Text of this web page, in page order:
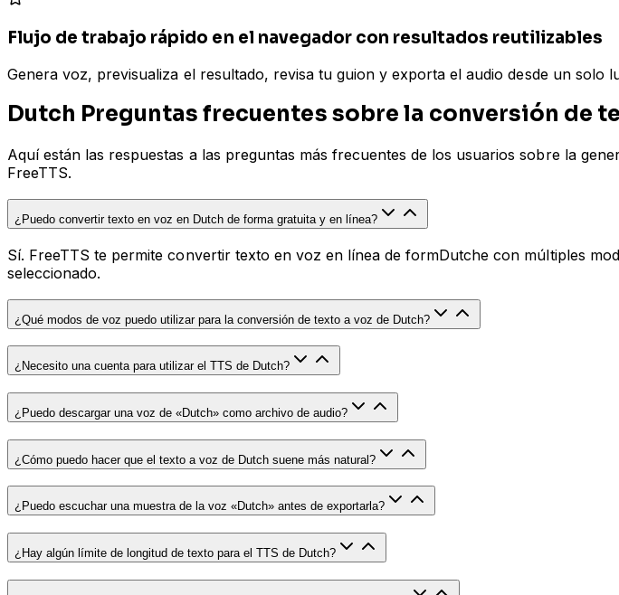
Flujo de trabajo rápido en el navegador con resultados reutilizables
Genera voz, previsualiza el resultado, revisa tu guion y exporta el audio desde un
Dutch Preguntas frecuentes sobre la conversión de
Aquí están las respuestas a las preguntas más frecuentes de los usuarios sobre la
FreeTTS.
¿Puedo convertir texto en voz en Dutch de forma gratuita y en línea?
Sí. FreeTTS te permite convertir texto en voz en línea de formDutche con múltiples
seleccionado.
¿Qué modos de voz puedo utilizar para la conversión de texto a voz de Dutch?
¿Necesito una cuenta para utilizar el TTS de Dutch?
¿Puedo descargar una voz de «Dutch» como archivo de audio?
¿Cómo puedo hacer que el texto a voz de Dutch suene más natural?
¿Puedo escuchar una muestra de la voz «Dutch» antes de exportarla?
¿Hay algún límite de longitud de texto para el TTS de Dutch?